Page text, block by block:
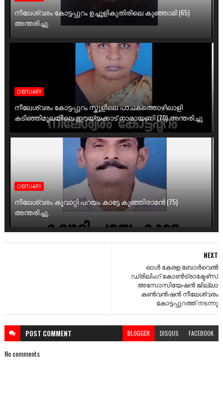
നീലേശ്വരം കോട്ടപ്പുറം ഉച്ചൂളികുതിരിലെ കുഞ്ഞാമി (65)
അന്തരിച്ചു.
OBITUARY
നീലേശ്വരം കോട്ടപ്പുറം സ്കൂളിലെ പാചകത്തൊഴിലാളി
കടിഞ്ഞിമൂലയിലെ ഈയ്യക്കാട് നാരായണി (70) അന്തരിച്ചു
OBITUARY
നീലേശ്വരം കൂവാറ്റി പറയം കാട്ടേ കുഞ്ഞിരാമൻ (75)
അന്തരിച്ചു.
NEXT
ഓൾ കേരള ബോര്‍വെല്‍
ഡ്രിലിംഗ് കോണ്‍ട്രാക്ടേഴ്‌സ്
അസോസിയേഷന്‍ ജില്ലാ
കണ്‍വന്‍ഷന്‍ നീലേശ്വരം
കോട്ടപ്പുറത്ത് നടന്നു
POST COMMENT BLOGGER DISQUS FACEBOOK
No comments